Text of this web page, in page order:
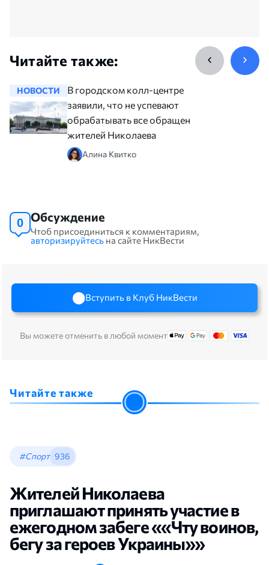
Читайте также:
НОВОСТИ
В городском колл-центре
заявили, что не успевают
обрабатывать все обращения
жителей Николаева
Алина Квитко
0 Обсуждение
Чтоб присоединиться к комментариям,
авторизируйтесь на сайте НикВести
Вступить в Клуб НикВести
Вы можете отменить в любой момент
Читайте также
#Спорт 936
Жителей Николаева
приглашают принять участие в
ежегодном забеге ««Чту воинов,
бегу за героев Украины»»